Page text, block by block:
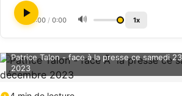
0:00 / 0:00 🔊 1x
Patrice Talon - face à la presse ce samedi
2023